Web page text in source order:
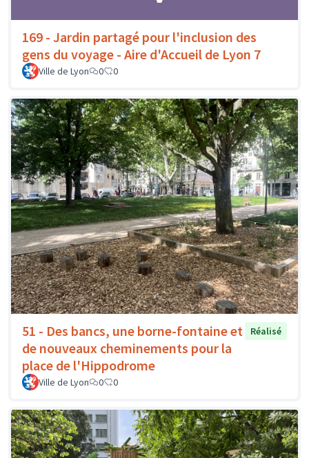
169 - Jardin partagé pour l'inclusion des
gens du voyage - Aire d'Accueil de Lyon 7
Ville de Lyon 0 0
51 - Des bancs, une borne-fontaine et
de nouveaux cheminements pour la
place de l'Hippodrome
Réalisé
Ville de Lyon 0 0